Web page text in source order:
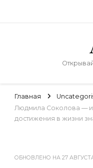
Главная
Людмила Соколова —
достижения в жизни
ОБНОВЛЕНО НА 27